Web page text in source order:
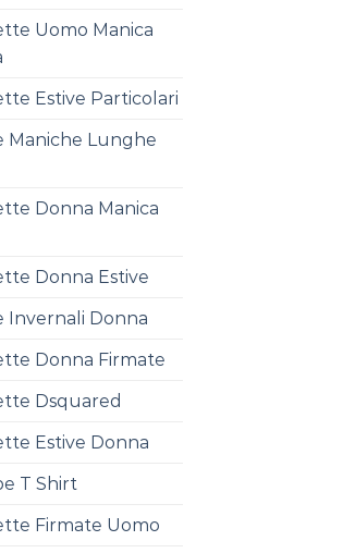
Uomo Manica
Estive Particolari
Maniche Lunghe
Donna Manica
Donna Estive
Invernali Donna
Donna Firmate
Dsquared
Estive Donna
T Shirt
Firmate Uomo